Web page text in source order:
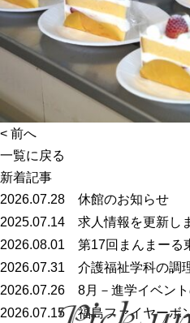
< 前へ
一覧に戻る
新着記事
2026.07.28 休館のお知らせ
2025.07.14 求人情報を更新し
2026.08.01 第17回まんまーる
2026.07.31 介護福祉学科の調
2026.07.26 8月－進学イベント
2026.07.15福島ファイヤーボ